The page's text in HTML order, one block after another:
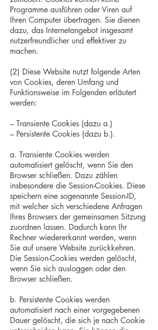
Programme ausführen oder Viren auf
Ihren Computer übertragen. Sie dienen
dazu, das Internetangebot insgesamt
nutzerfreundlicher und effektiver zu
machen.
(2) Diese Website nutzt folgende Arten
von Cookies, deren Umfang und
Funktionsweise im Folgenden erläutert
werden:
– Transiente Cookies (dazu a.)
– Persistente Cookies (dazu b.).
a. Transiente Cookies werden
automatisiert gelöscht, wenn Sie den
Browser schließen. Dazu zählen
insbesondere die Session-Cookies. Diese
speichern eine sogenannte Session-ID,
mit welcher sich verschiedene Anfragen
Ihres Browsers der gemeinsamen Sitzung
zuordnen lassen. Dadurch kann Ihr
Rechner wiedererkannt werden, wenn
Sie auf unsere Website zurückkehren.
Die Session-Cookies werden gelöscht,
wenn Sie sich ausloggen oder den
Browser schließen.
b. Persistente Cookies werden
automatisiert nach einer vorgegebenen
Dauer gelöscht, die sich je nach Cookie